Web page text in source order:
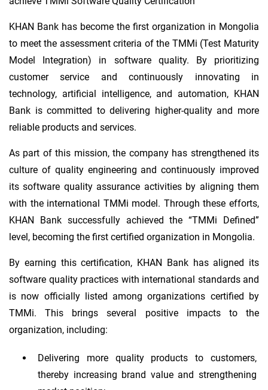
KHAN Bank has become the first organization in Mongolia
to meet the assessment criteria of the TMMi (Test Maturity
Model Integration) in software quality. By prioritizing
customer service and continuously innovating in
technology, artificial intelligence, and automation, KHAN
Bank is committed to delivering higher-quality and more
reliable products and services.
As part of this mission, the company has strengthened its
culture of quality engineering and continuously improved
its software quality assurance activities by aligning them
with the international TMMi model. Through these efforts,
KHAN Bank successfully achieved the “TMMi Defined”
level, becoming the first certified organization in Mongolia.
By earning this certification, KHAN Bank has aligned its
software quality practices with international standards and
is now officially listed among organizations certified by
TMMi. This brings several positive impacts to the
organization, including:
Delivering more quality products to customers,
thereby increasing brand value and strengthening